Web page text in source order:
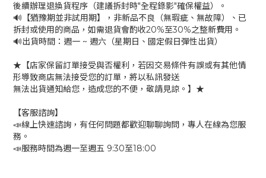
後續辦理退換貨程序（建議拆封時"全程錄影"確保權益）。
🔊【猶豫期並非試用期】，非新品不良（無瑕疵、無故障）、已
拆封或使用的商品，如需退貨會酌收20%至30%之整新費用。
🔊出貨時間：週一 ~ 週六（星期日、國定假日彈性出貨）
★【店家保留訂單接受與否權利，若因交易條件有誤或有其他情
形導致商店無法接受您的訂單，將以私訊發送
無法出貨通知給您，造成您的不便，敬請見諒。】★
【客服諮詢】
📣線上快速諮詢，有任何問題都歡迎聊聊詢問，專人在線為您服
務。
📣服務時間為週一至週五 9:30至18:00